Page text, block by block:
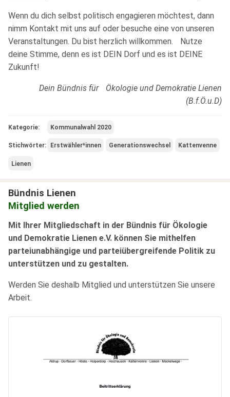
Wenn du dich selbst politisch engagieren möchtest, dann
nimm Kontakt mit uns auf oder besuche eine von unseren
Veranstaltungen. Du bist herzlich willkommen. Nutze
deine Stimme, denn es ist DEIN Dorf und es ist DEINE
Zukunft!
Dein Bündnis für Ökologie und Demokratie Lienen
(B.f.Ö.u.D)
Kategorie: Kommunalwahl 2020
Stichwörter: Erstwähler*innen Generationswechsel Kattenvenne
Lienen
Bündnis Lienen
Mitglied werden
Mit Ihrer Mitgliedschaft in der Bündnis für Ökologie
und Demokratie Lienen e.V. können Sie mithelfen
parteiunabhängige und parteiübergreifende Politik zu
unterstützen und zu gestalten.
Werden Sie deshalb Mitglied und unterstützen Sie unsere
Arbeit.